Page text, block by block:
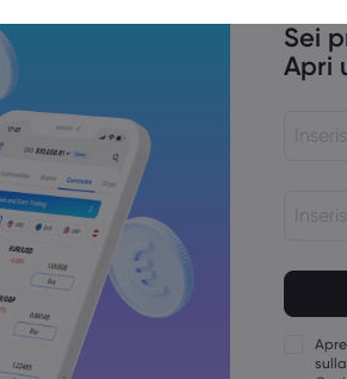
si sposta sulla
Sei
Apri
Le
Le
Le
sulla